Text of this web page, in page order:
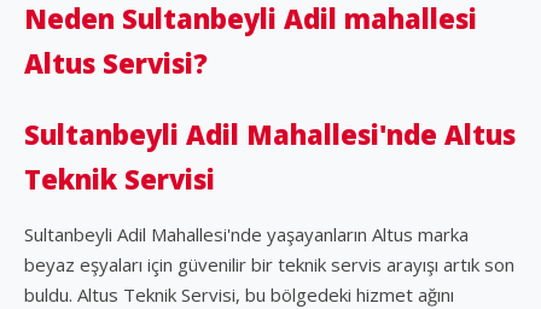
Neden Sultanbeyli Adil mahallesi
Altus Servisi?
Sultanbeyli Adil Mahallesi'nde Altus
Teknik Servisi
Sultanbeyli Adil Mahallesi'nde yaşayanların Altus marka
beyaz eşyaları için güvenilir bir teknik servis arayışı artık son
buldu. Altus Teknik Servisi, bu bölgedeki hizmet ağını